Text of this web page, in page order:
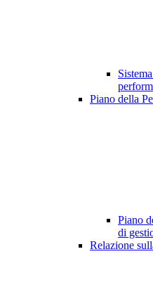
Piano della
Piano
di
Relazione